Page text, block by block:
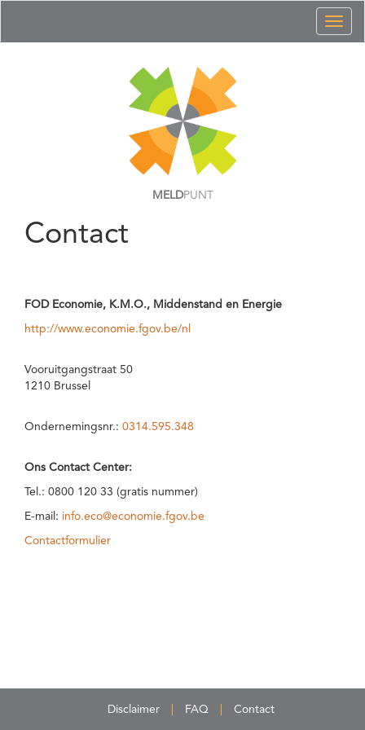
MELDPUNT
Contact
FOD Economie, K.M.O., Middenstand en Energie
http://www.economie.fgov.be/nl
Vooruitgangstraat 50
1210 Brussel
Ondernemingsnr.: 0314.595.348
Ons Contact Center:
Tel.: 0800 120 33 (gratis nummer)
E-mail: info.eco@economie.fgov.be
Contactformulier
Disclaimer FAQ Contact